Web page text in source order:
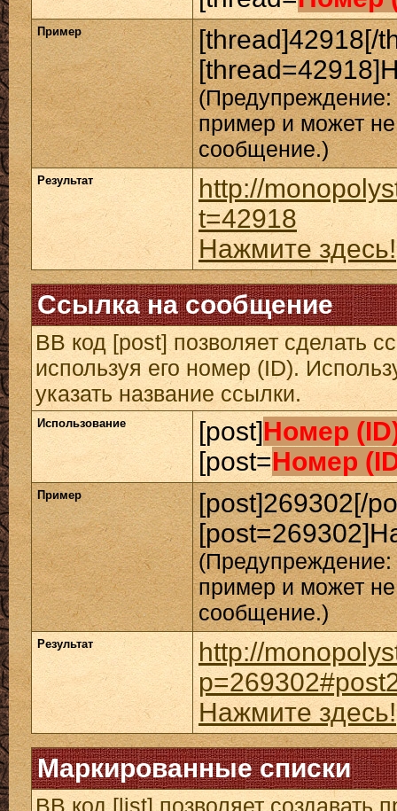
Пример
[thread]42918[/
(Предупреждение:
пример и может
сообщение.)
Результат
http://
t=42918
Нажмите здесь!
Ссылка на сообщение
BB код [post] позволяет сделать
используя его номер (ID).
указать название ссылки.
Использование [post]Номер
[post=Номер
Пример
[post]269302[/
(Предупреждение:
пример и может
сообщение.)
Результат
http://
Нажмите здесь!
Маркированные списки
BB код [list] позволяет создавать